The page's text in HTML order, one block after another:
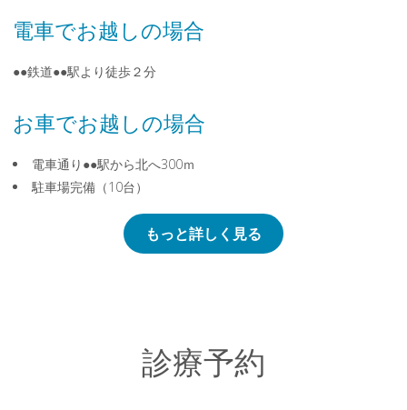
電車でお越しの場合
●●鉄道●●駅より徒歩２分
お車でお越しの場合
電車通り●●駅から北へ300ｍ
駐車場完備（10台）
もっと詳しく見る
診療予約